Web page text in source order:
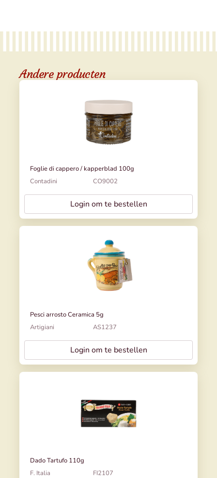
Andere producten
Foglie di cappero / kapperblad 100g
Contadini
CO9002
Login om te bestellen
Pesci arrosto Ceramica 5g
Artigiani
AS1237
Login om te bestellen
Dado Tartufo 110g
F. Italia
FI2107